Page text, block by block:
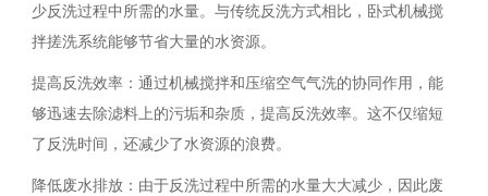
少反洗过程中所需的水量。与传统反洗方式相比，卧式机械搅
拌搓洗系统能够节省大量的水资源。
提高反洗效率：通过机械搅拌和压缩空气气洗的协同作用，能
够迅速去除滤料上的污垢和杂质，提高反洗效率。这不仅缩短
了反洗时间，还减少了水资源的浪费。
降低废水排放：由于反洗过程中所需的水量大大减少，因此废